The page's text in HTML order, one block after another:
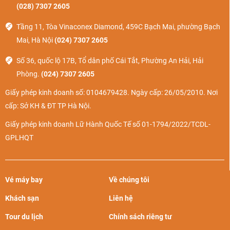
từ cuối tháng 7 thì thời tiết trong lành và đẹp nhất năm.
Thời gian:
Tháng 9 - Tháng 11
Thời tiết Sapa mùa thu khá đẹp, mát mẻ và đặc biệt là ít
ngưỡng những cánh đồng lúa chín vàng tuyệt đẹp.
(028) 7307 2605
Tầng 11, Tòa Vinaconex Diamond, 459C Bạch Mai, phường Bạch
Mai, Hà Nội(024) 7307 2605
Số 36, quốc lộ 17B, Tổ dân phố Cái Tắt, Phường An Hải, Hải
Phòng. (024) 7307 2605
Giấy phép kinh doanh số: 0104679428. Ngày cấp: 26/05/2010. Nơi
cấp: Sở KH & ĐT TP Hà Nội.
Giấy phép kinh doanh Lữ Hành Quốc Tế số 01-1794/2022/TCDL-
GPLHQT
Vé máy bay
Khách sạn
Tour du lịch
Về chúng tôi
Liên hệ
Chính sách riêng tư